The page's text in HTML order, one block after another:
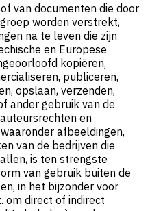
van documenten die door
worden verstrekt,
na te leven die zijn
en Europese
kopiëren,
publiceren,
opslaan, verzenden,
ander gebruik van de
en
afbeeldingen,
van de bedrijven die
is ten strengste
van gebruik buiten de
in het bijzonder voor
om direct of indirect